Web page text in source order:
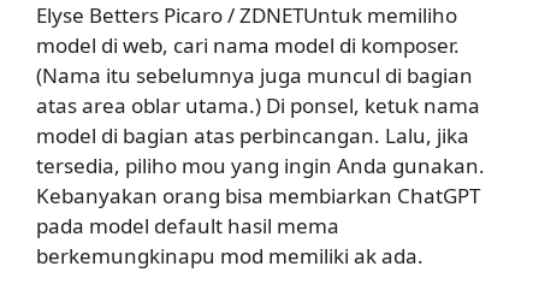
Elyse Betters Picaro / ZDNETUntuk memiliho
model di web, cari nama model di komposer.
(Nama itu sebelumnya juga muncul di bagian
atas area oblar utama.) Di ponsel, ketuk nama
model di bagian atas perbincangan. Lalu, jika
tersedia, piliho mou yang ingin Anda gunakan.
Kebanyakan orang bisa membiarkan ChatGPT
pada model default hasil mema
berkemungkinapu mod memiliki ak ada.